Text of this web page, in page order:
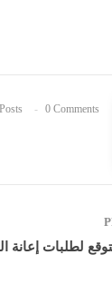
0 Comments
لطلبات إعانة